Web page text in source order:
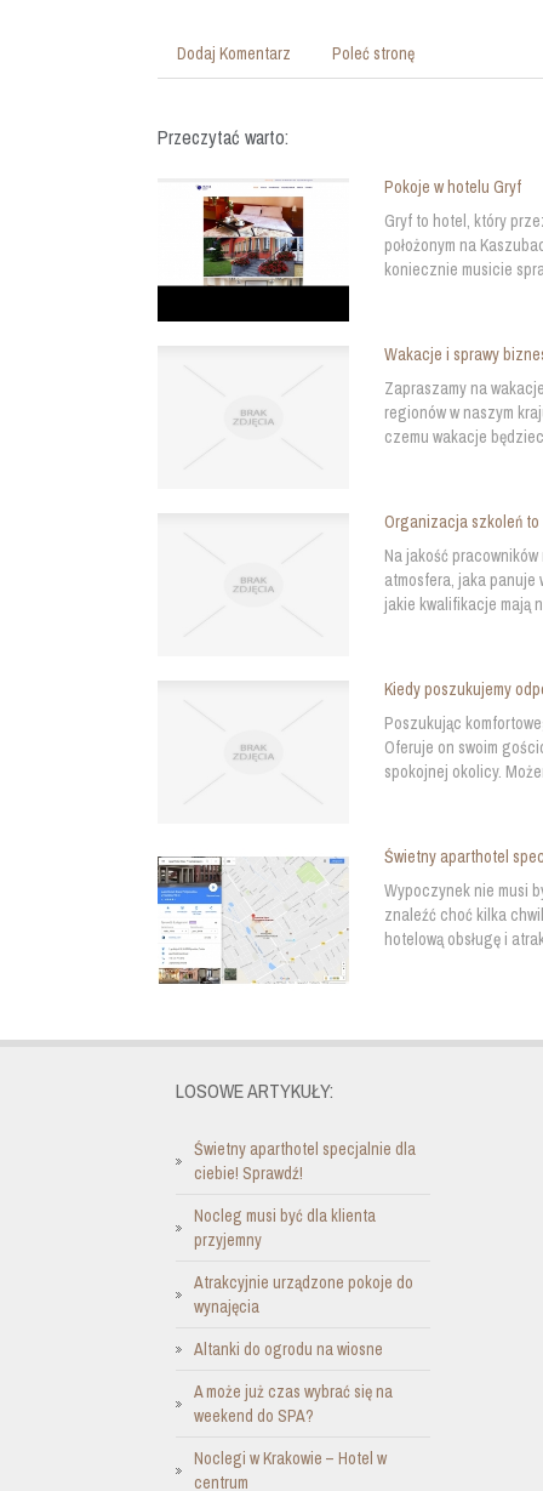
Dodaj Komentarz Poleć stronę
Przeczytać warto:
Pokoje w hotelu Gryf
Gryf to hotel, który
położonym na
koniecznie musicie
Wakacje i sprawy
Zapraszamy na
regionów w naszym
czemu wakacje
Organizacja szkoleń
Na jakość
atmosfera, jaka
jakie kwalifikacje mają
Kiedy poszukujemy
Poszukując
Oferuje on swoim
spokojnej okolicy.
Świetny aparthotel
Wypoczynek nie musi
znaleźć choć kilka
hotelową obsługę i
LOSOWE ARTYKUŁY:
Świetny aparthotel specjalnie dla
ciebie! Sprawdź!
Nocleg musi być dla klienta
przyjemny
Atrakcyjnie urządzone pokoje do
wynajęcia
Altanki do ogrodu na wiosne
A może już czas wybrać się na
weekend do SPA?
Noclegi w Krakowie – Hotel w
centrum